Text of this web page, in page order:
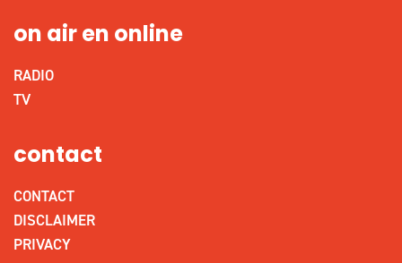
on air en online
RADIO
TV
contact
CONTACT
DISCLAIMER
PRIVACY